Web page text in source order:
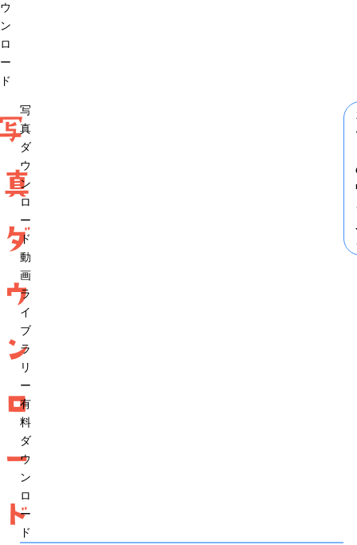
ウ
ン
ロ
ー
ド
真
ダ
ウ
ン
ロ
ー
ド
写
真
ダ
ウ
ン
ロ
ー
ド
動
画
ラ
イ
ブ
ラ
リ
ー
有
料
ダ
ウ
ン
ロ
ー
ド